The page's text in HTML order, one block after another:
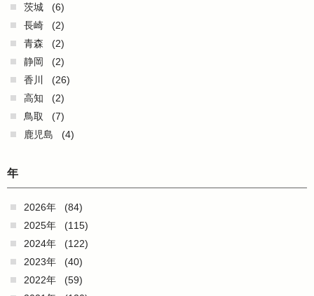
茨城
(6)
長崎
(2)
青森
(2)
静岡
(2)
香川
(26)
高知
(2)
鳥取
(7)
鹿児島
(4)
年
2026年
(84)
2025年
(115)
2024年
(122)
2023年
(40)
2022年
(59)